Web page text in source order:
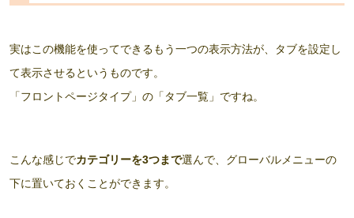
実はこの機能を使ってできるもう一つの表示方法が、タブを設定し
て表示させるというものです。
「フロントページタイプ」の「タブ一覧」ですね。
こんな感じでカテゴリーを3つまで選んで、グローバルメニューの
下に置いておくことができます。